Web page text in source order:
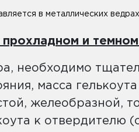
в металлических
и
необходимо
масса
желеобразной,
к отвердителю